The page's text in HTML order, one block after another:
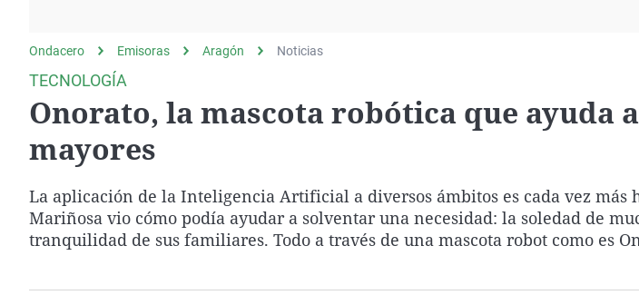
Negra
Ondacero Emisoras Aragón Noticias
TECNOLOGÍA
Onorato, la mascota robótica que ayuda
mayores
La aplicación de la Inteligencia Artificial a diversos ámbitos es cada vez más
Mariñosa vio cómo podía ayudar a solventar una necesidad: la soledad de
tranquilidad de sus familiares. Todo a través de una mascota robot como es